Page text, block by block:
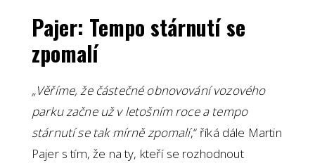
Pajer: Tempo stárnutí se
zpomalí
„Věříme, že částečné obnovování vozového
parku začne už v letošním roce a tempo
stárnutí se tak mírně zpomalí,“ říká dále Martin
Pajer s tím, že na ty, kteří se rozhodnout